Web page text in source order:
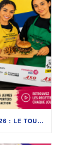
LES MAINS SUR LES COCOTTES 2026 : LE TOUR DE FRANCE SE DÉGUSTE !